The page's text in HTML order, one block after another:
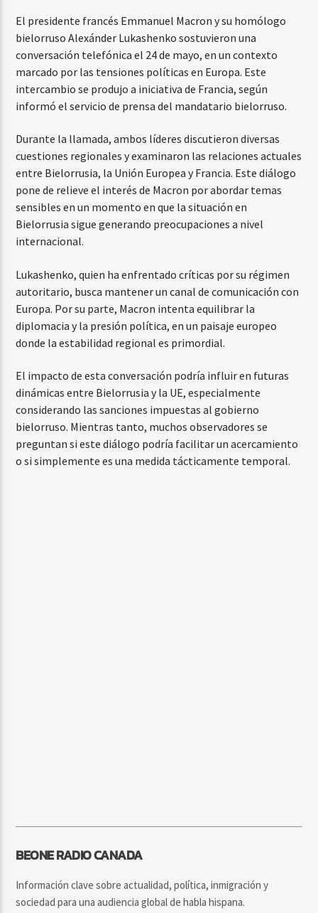
El presidente francés Emmanuel Macron y su homólogo
bielorruso Alexánder Lukashenko sostuvieron una
conversación telefónica el 24 de mayo, en un contexto
marcado por las tensiones políticas en Europa. Este
intercambio se produjo a iniciativa de Francia, según
informó el servicio de prensa del mandatario bielorruso.
Durante la llamada, ambos líderes discutieron diversas
cuestiones regionales y examinaron las relaciones actuales
entre Bielorrusia, la Unión Europea y Francia. Este diálogo
pone de relieve el interés de Macron por abordar temas
sensibles en un momento en que la situación en
Bielorrusia sigue generando preocupaciones a nivel
internacional.
Lukashenko, quien ha enfrentado críticas por su régimen
autoritario, busca mantener un canal de comunicación con
Europa. Por su parte, Macron intenta equilibrar la
diplomacia y la presión política, en un paisaje europeo
donde la estabilidad regional es primordial.
El impacto de esta conversación podría influir en futuras
dinámicas entre Bielorrusia y la UE, especialmente
considerando las sanciones impuestas al gobierno
bielorruso. Mientras tanto, muchos observadores se
preguntan si este diálogo podría facilitar un acercamiento
o si simplemente es una medida tácticamente temporal.
BEONE RADIO CANADA
Información clave sobre actualidad, política, inmigración y
sociedad para una audiencia global de habla hispana.